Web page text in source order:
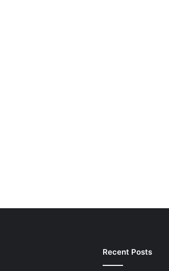
Recent Posts